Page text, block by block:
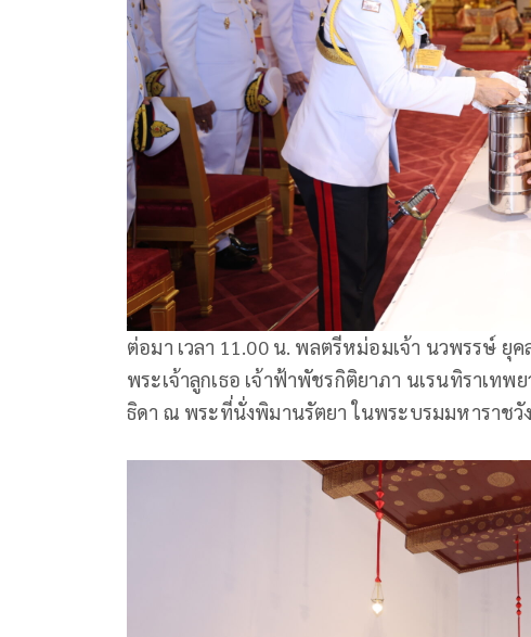
ต่อมา เวลา 11.00 น. พลตรีหม่อมเจ้า นวพรรษ์ ยุ
พระเจ้าลูกเธอ เจ้าฟ้าพัชรกิติยาภา นเรนทิราเท
ธิดา ณ พระที่นั่งพิมานรัตยา ในพระบรมมหาราชวัง